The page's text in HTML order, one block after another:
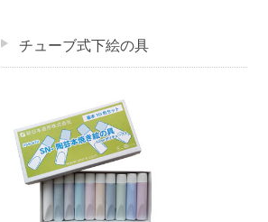
チューブ式下絵の具